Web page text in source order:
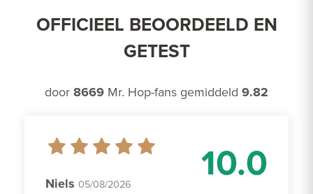
OFFICIEEL BEOORDEELD EN
GETEST
door 8669 Mr. Hop-fans gemiddeld 9.82
10.0
Niels 05/08/2026